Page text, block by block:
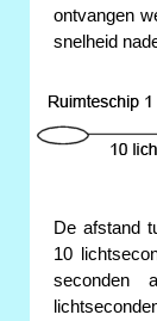
ontvangen
snelheid
De afstand
10
seconden